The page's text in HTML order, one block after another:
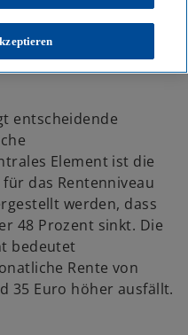
bis 2031
entscheidende
Element ist die
das Rentenniveau
werden, dass
48 Prozent sinkt. Die
bedeutet
Rente von
35 Euro höher ausfällt.